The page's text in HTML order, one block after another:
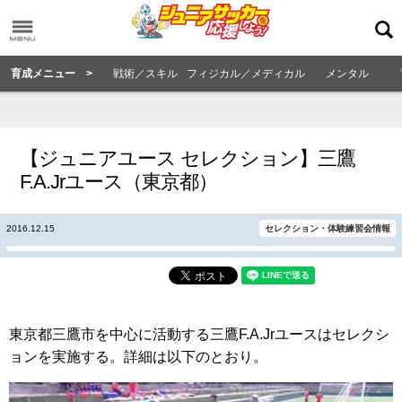
育成メニュー > 戦術／スキル フィジカル／メディカル メンタル
【ジュニアユース セレクション】三鷹
F.A.Jrユース（東京都）
2016.12.15 セレクション・体験練習会情報
東京都三鷹市を中心に活動する三鷹F.A.Jrユースはセレクシ
ョンを実施する。詳細は以下のとおり。